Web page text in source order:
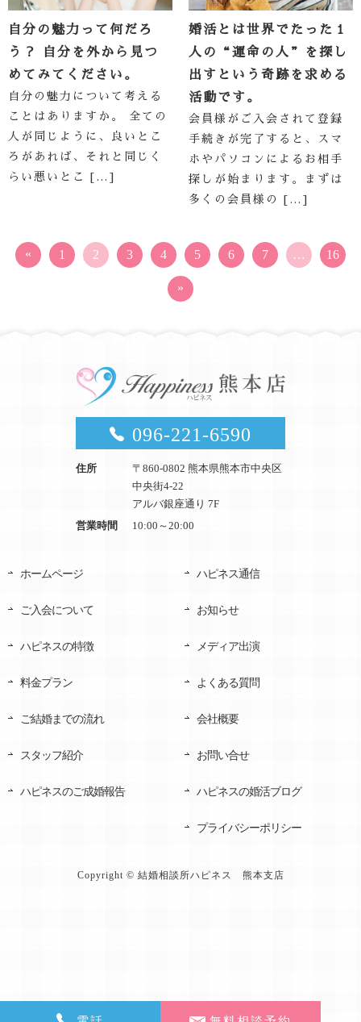
自分の魅力って何だろ
う？ 自分を外から見つ
めてみてください。
自分の魅力について考える
ことはありますか。 全ての
人が同じように、良いとこ
ろがあれば、それと同じく
らい悪いとこ […]
婚活とは世界でたった１
人の“運命の人”を探し
出すという奇跡を求める
活動です。
会員様がご入会されて登録
手続きが完了すると、スマ
ホやパソコンによるお相手
探しが始まります。まずは
多くの会員様の […]
« 1 2 3 4 5 6 7 … 16
»
096-221-6590
住所
〒860-0802 熊本県熊本市中央区
中央街4-22
アルバ銀座通り 7F
営業時間
10:00～20:00
ホームページ
ご入会について
ハピネスの特徴
料金プラン
ご結婚までの流れ
スタッフ紹介
ハピネスのご成婚報告
ハピネス通信
お知らせ
メディア出演
よくある質問
会社概要
お問い合せ
ハピネスの婚活ブログ
プライバシーポリシー
Copyright © 結婚相談所ハピネス 熊本支店